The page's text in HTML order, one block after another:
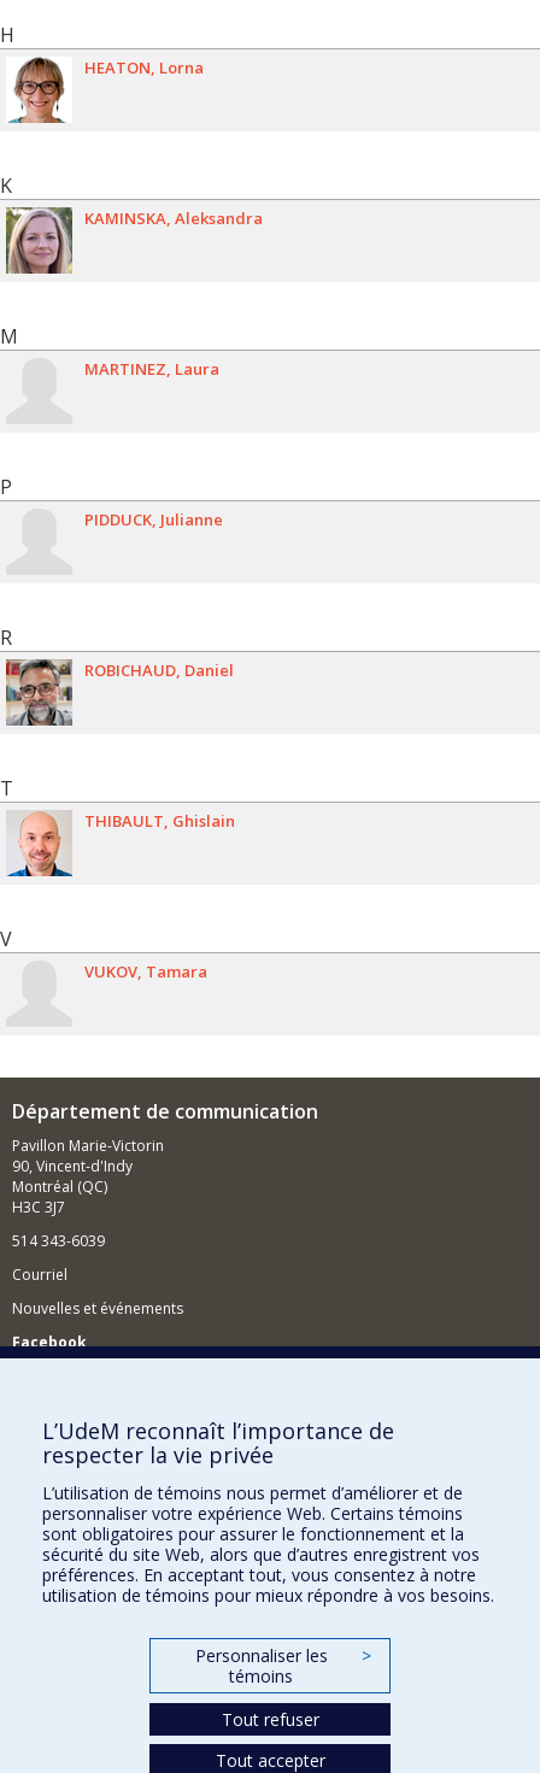
H
HEATON Lorna
K
KAMINSKA Aleksandra
M
MARTINEZ Laura
P
PIDDUCK Julianne
R
ROBICHAUD Daniel
T
THIBAULT Ghislain
V
VUKOV Tamara
Département de communication
Pavillon Marie-Victorin
90, Vincent-d'Indy
Montréal (QC)
H3C 3J7
514 343-6039
Courriel
Nouvelles et événements
Facebook
Comment soutenir le Département?
BESOIN D'AIDE?
Plan du site
Signaler une erreur
Accessibilité
FACULTÉ DES ARTS ET DES SCIENCES
Nos départements et écoles
L’UdeM reconnaît l’importance de
respecter la vie privée
L’utilisation de témoins nous permet d’améliorer et de
personnaliser votre expérience Web. Certains témoins
sont obligatoires pour assurer le fonctionnement et la
sécurité du site Web, alors que d’autres enregistrent vos
préférences. En acceptant tout, vous consentez à notre
utilisation de témoins pour mieux répondre à vos besoins.
Personnaliser les
témoins
>
Tout refuser
Tout accepter